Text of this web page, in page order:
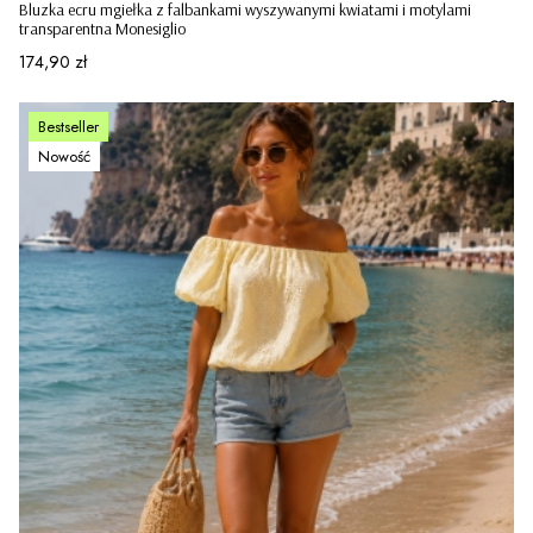
Bluzka ecru mgiełka z falbankami wyszywanymi kwiatami i motylami
transparentna Monesiglio
Cena
174,90 zł
Bestseller
Nowość